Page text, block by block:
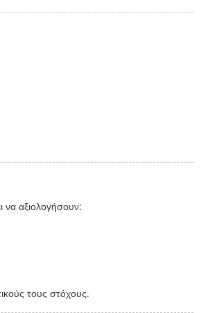
να αξιολογήσουν:
τους στόχους.